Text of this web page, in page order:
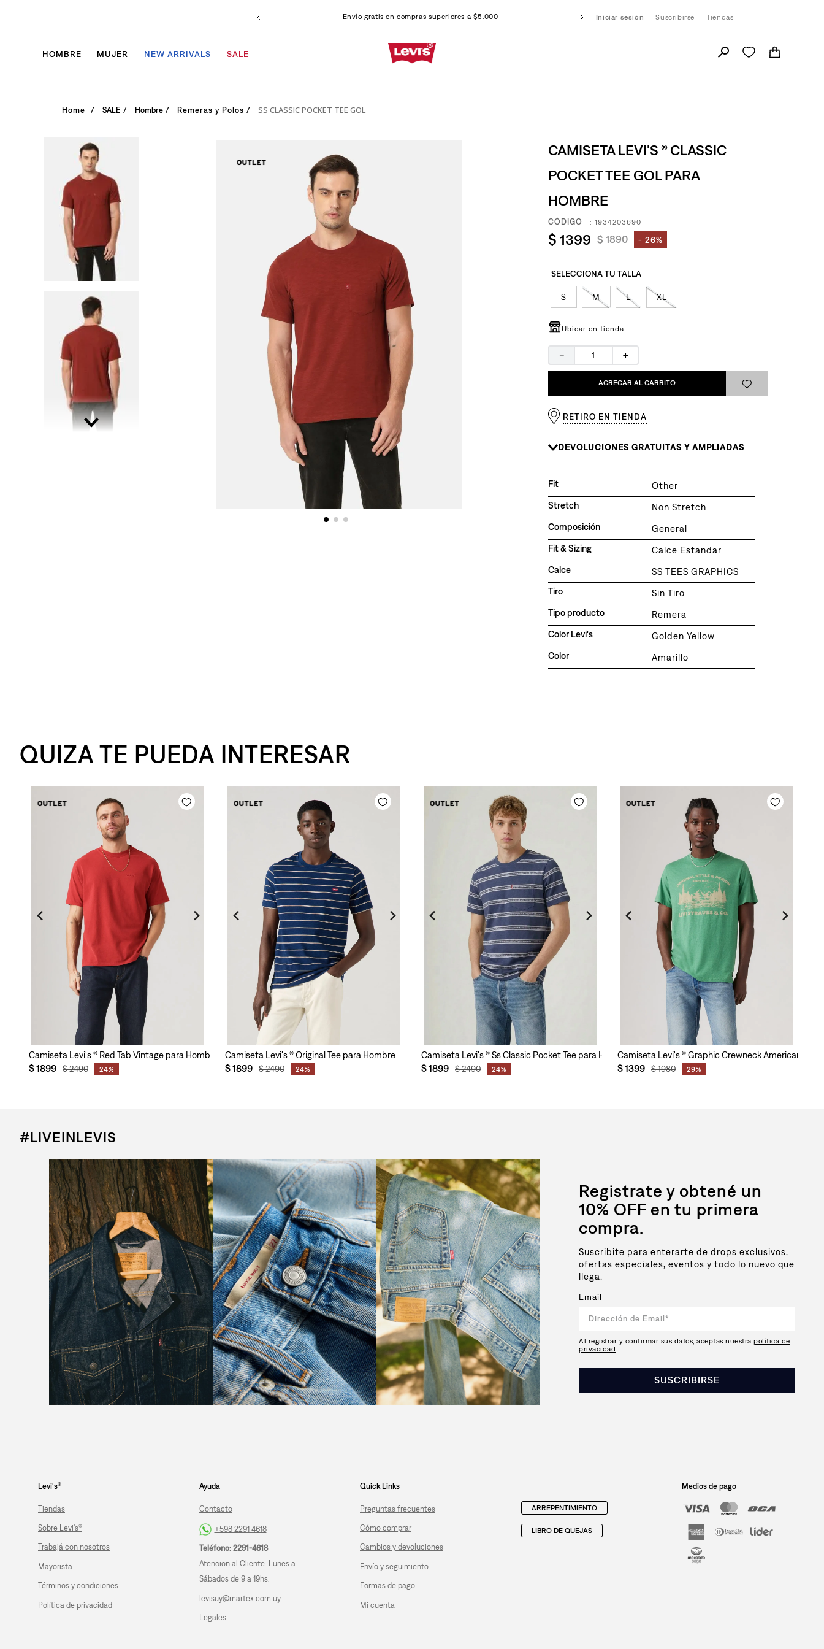
Envío gratis en compras superiores a $5.000 Iniciar sesión Suscribirse Tiendas
HOMBRE MUJER NEW ARRIVALS SALE
SALE Hombre Remeras y Polos SS CLASSIC POCKET TEE GOL
CAMISETA LEVI'S ® CLASSIC
POCKET TEE GOL PARA
HOMBRE
:1934203690
$ 1399 $ 1890 26%
S M L XL
Ubicar en tienda
＋
－
AGREGAR AL CARRITO
RETIRO EN TIENDA
DEVOLUCIONES GRATUITAS Y AMPLIADAS
Fit
Other
Stretch
Non Stretch
Composición
General
Fit & Sizing
Calce Estandar
Calce
SS TEES GRAPHICS
Tiro
Sin Tiro
Tipo producto
Remera
Color Levi's
Golden Yellow
Color
Amarillo
QUIZA TE PUEDA INTERESAR
Camiseta Levi's ® Red Tab Vintage para Hombre
$1899 $2490 24%
Camiseta Levi's ® Original Tee para Hombre
$1899 $2490 24%
Camiseta Levi's ® Ss Classic Pocket Tee para Hombre
$1899 $2490 24%
Camiseta Levi's ® Graphic Crewneck Americana
$1399 $1980 29%
#LIVEINLEVIS
Registrate y obtené un
10% OFF en tu primera
compra.
Suscribite para enterarte de drops exclusivos,
ofertas especiales, eventos y todo lo nuevo que
llega.
Email
Al registrar y confirmar sus datos, aceptas nuestra política de
privacidad
SUSCRIBIRSE
Levi's®
Tiendas
Sobre Levi's®
Trabajá con nosotros
Mayorista
Términos y condiciones
Política de privacidad
Ayuda
Contacto
+598 2291 4618
Teléfono: 2291-4618
Atencion al Cliente: Lunes a
Sábados de 9 a 19hs.
levisuy@martex.com.uy
Legales
Quick Links
Preguntas frecuentes
Cómo comprar
Cambios y devoluciones
Envío y seguimiento
Formas de pago
Mi cuenta
ARREPENTIMIENTO
LIBRO DE QUEJAS
Medios de pago